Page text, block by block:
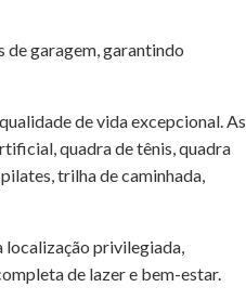
de garagem, garantindo
de vida excepcional. As
quadra de tênis, quadra
trilha de caminhada,
localização privilegiada,
de lazer e bem-estar.